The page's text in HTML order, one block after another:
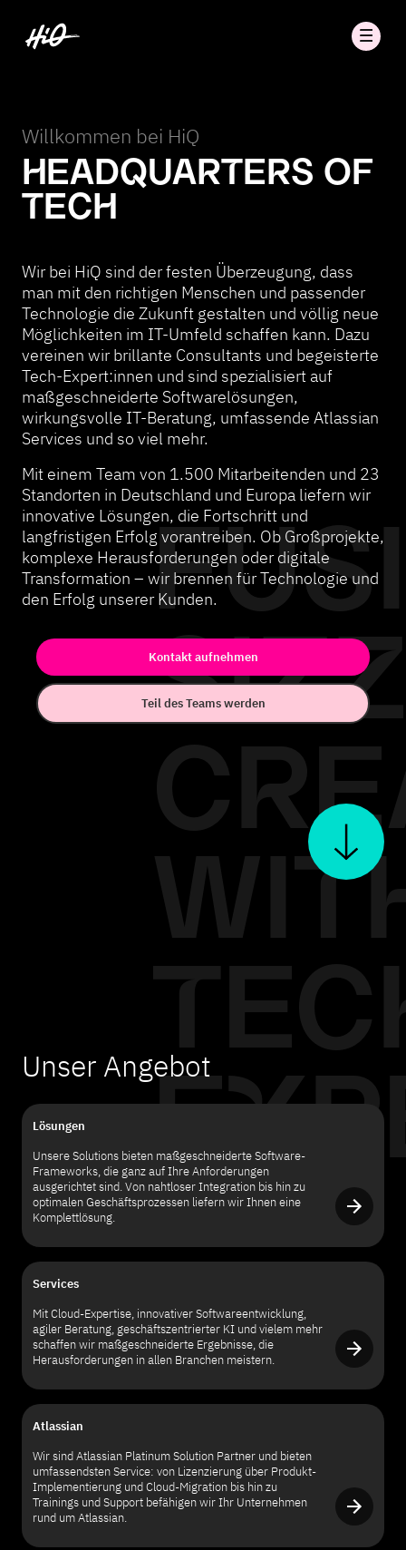
Willkommen bei HiQ
HEADQUARTERS OF
TECH
Wir bei HiQ sind der festen Überzeugung, dass
man mit den richtigen Menschen und passender
Technologie die Zukunft gestalten und völlig neue
Möglichkeiten im IT-Umfeld schaffen kann. Dazu
vereinen wir brillante Consultants und begeisterte
Tech-Expert:innen und sind spezialisiert auf
maßgeschneiderte Softwarelösungen,
wirkungsvolle IT-Beratung, umfassende Atlassian
Services und so viel mehr.
Mit einem Team von 1.500 Mitarbeitenden und 23
Standorten in Deutschland und Europa liefern wir
innovative Lösungen, die Fortschritt und
langfristigen Erfolg vorantreiben. Ob Großprojekte,
komplexe Herausforderungen oder digitale
Transformation – wir brennen für Technologie und
den Erfolg unserer Kunden.
Kontakt aufnehmen
Teil des Teams werden
Unser Angebot
Lösungen
Unsere Solutions bieten maßgeschneiderte Software-
Frameworks, die ganz auf Ihre Anforderungen
ausgerichtet sind. Von nahtloser Integration bis hin zu
optimalen Geschäftsprozessen liefern wir Ihnen eine
Komplettlösung.
Services
Mit Cloud-Expertise, innovativer Softwareentwicklung,
agiler Beratung, geschäftszentrierter KI und vielem mehr
schaffen wir maßgeschneiderte Ergebnisse, die
Herausforderungen in allen Branchen meistern.
Atlassian
Wir sind Atlassian Platinum Solution Partner und bieten
umfassendsten Service: von Lizenzierung über Produkt-
Implementierung und Cloud-Migration bis hin zu
Trainings und Support befähigen wir Ihr Unternehmen
rund um Atlassian.